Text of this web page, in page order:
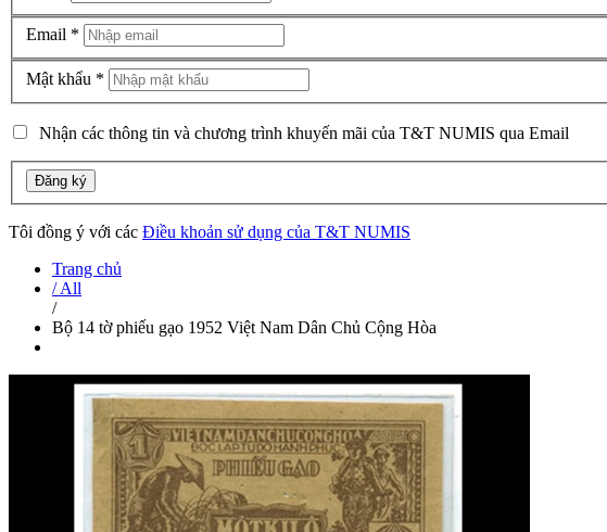
Email *
Mật khẩu *
Nhận các thông tin và chương trình khuyến mãi của T&T NUMIS qua Email
Đăng ký
Tôi đồng ý với các Điều khoản sử dụng của T&T NUMIS
Trang chủ
/ All
/
Bộ 14 tờ phiếu gạo 1952 Việt Nam Dân Chủ Cộng Hòa